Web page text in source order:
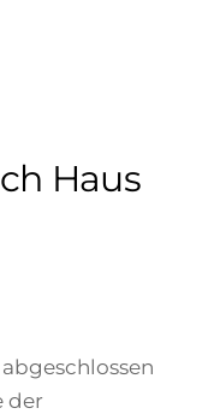
Haus
der